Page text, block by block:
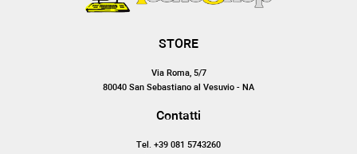
STORE
Via Roma, 5/7
80040 San Sebastiano al Vesuvio - NA
Contatti
Tel. +39 081 5743260